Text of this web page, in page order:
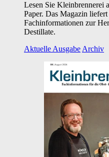
Lesen Sie Kleinbrennerei
Paper. Das Magazin
Fachinformationen zur
Destillate.
Aktuelle Ausgabe Archiv